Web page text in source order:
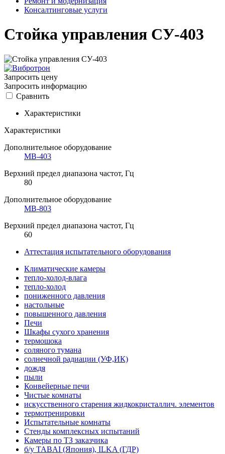
Консалтинговые услуги
Стойка управления СУ-403
Запросить цену
Запросить информацию
Сравнить
Характеристики
Характеристики
Дополнительное оборудование
МВ-403
Верхний предел диапазона частот, Гц
80
Дополнительное оборудование
МВ-803
Верхний предел диапазона частот, Гц
60
Аттестация испытательного оборудования
Климатические камеры
тепло-холод-влага
тепло-холод
пониженного давления
настольные
повышенного давления
Печи
Шкафы сухого хранения
термошока
соляного тумана
солнечной радиации (УФ,ИК)
дождя
пыли
Конвейерные печи
Чистые комнаты
искусственного старения жидкокристаллич. элементов
термотренировки
Испытательные комнаты
Стенды комплексных испытаний
Камеры по ТЗ заказчика
б/у TABAI (Япония), ILKA (ГДР)